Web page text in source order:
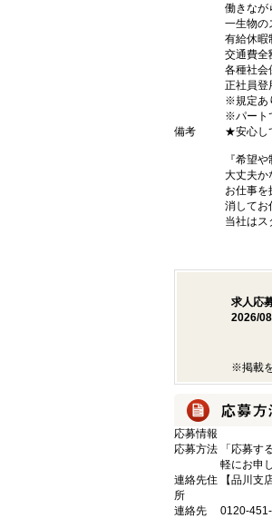
働きなが
一生物の
有給休暇
交通費全
各種社会
正社員登
※規定あ
※パート
備考
★安心し
『希望
大丈夫か
お仕事
消してお
当社はス
求人応
2026/
※掲載
応募情報
応募方法
「応募
軽にお申
連絡先住
所
【品川
連絡先
0120-